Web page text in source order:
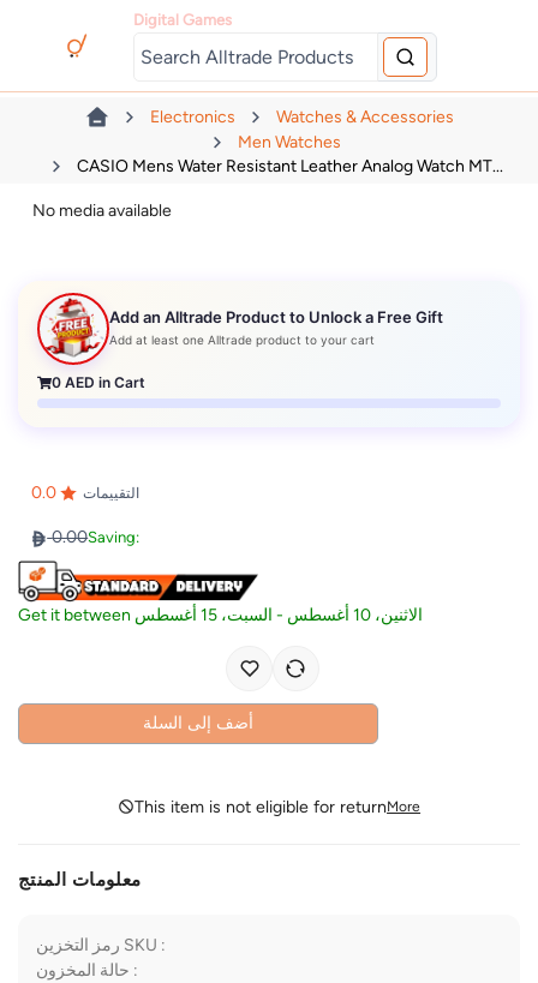
Digital Games
Electronics
Watches & Accessories
Men Watches
CASIO Mens Water Resistant Leather Analog Watch MT...
No media available
Add an Alltrade Product to Unlock a Free Gift
Add at least one Alltrade product to your cart
0 AED in Cart
0.0 التقييمات
0.00Saving:
Get it between الاثنين، 10 أغسطس - السبت، 15 أغسطس
أضف إلى السلة
This item is not eligible for returnMore
معلومات المنتج
رمز التخزين SKU :
حالة المخزون :